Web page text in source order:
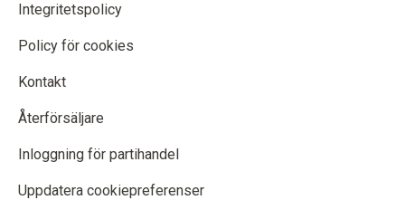
Integritetspolicy
Policy för cookies
Kontakt
Återförsäljare
Inloggning för partihandel
Uppdatera cookiepreferenser